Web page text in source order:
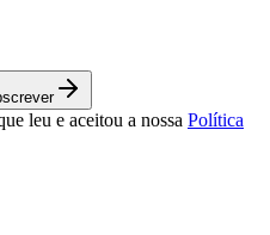
leu e aceitou a nossa Política